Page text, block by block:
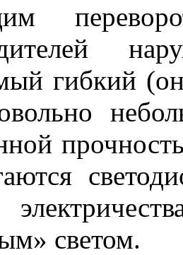
гибкий
светом.